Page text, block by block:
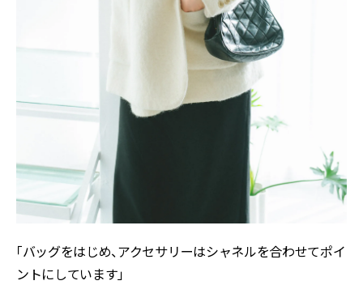
「バッグをはじめ、アクセサリーはシャネルを合わせてポイ
ントにしています」